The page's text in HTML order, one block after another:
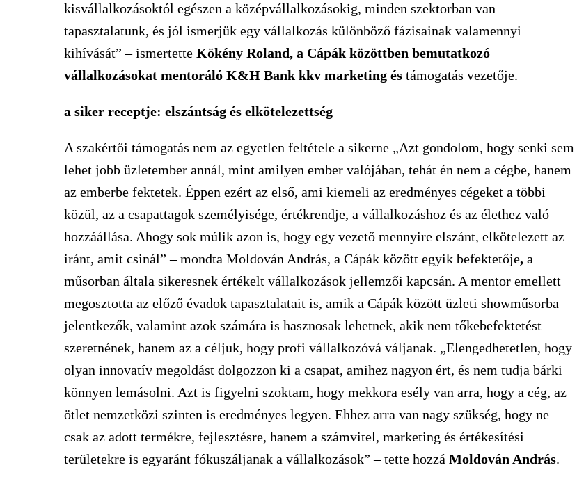
kisvállalkozásoktól egészen a középvállalkozásokig, minden szektorban van
tapasztalatunk, és jól ismerjük egy vállalkozás különböző fázisainak valamennyi
kihívását” – ismertette Kökény Roland, a Cápák közöttben bemutatkozó
vállalkozásokat mentoráló K&H Bank kkv marketing és támogatás vezetője.
a siker receptje: elszántság és elkötelezettség
A szakértői támogatás nem az egyetlen feltétele a sikerne „Azt gondolom, hogy senki sem
lehet jobb üzletember annál, mint amilyen ember valójában, tehát én nem a cégbe, hanem
az emberbe fektetek. Éppen ezért az első, ami kiemeli az eredményes cégeket a többi
közül, az a csapattagok személyisége, értékrendje, a vállalkozáshoz és az élethez való
hozzáállása. Ahogy sok múlik azon is, hogy egy vezető mennyire elszánt, elkötelezett az
iránt, amit csinál” – mondta Moldován András, a Cápák között egyik befektetője, a
műsorban általa sikeresnek értékelt vállalkozások jellemzői kapcsán. A mentor emellett
megosztotta az előző évadok tapasztalatait is, amik a Cápák között üzleti showműsorba
jelentkezők, valamint azok számára is hasznosak lehetnek, akik nem tőkebefektetést
szeretnének, hanem az a céljuk, hogy profi vállalkozóvá váljanak. „Elengedhetetlen, hogy
olyan innovatív megoldást dolgozzon ki a csapat, amihez nagyon ért, és nem tudja bárki
könnyen lemásolni. Azt is figyelni szoktam, hogy mekkora esély van arra, hogy a cég, az
ötlet nemzetközi szinten is eredményes legyen. Ehhez arra van nagy szükség, hogy ne
csak az adott termékre, fejlesztésre, hanem a számvitel, marketing és értékesítési
területekre is egyaránt fókuszáljanak a vállalkozások” – tette hozzá Moldován András.